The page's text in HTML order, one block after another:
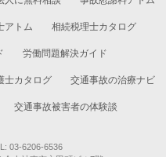
アトム 相続税理士カタログ
労働問題解決ガイド
士カタログ 交通事故の治療ナビ
交通事故被害者の体験談
03-6206-6536